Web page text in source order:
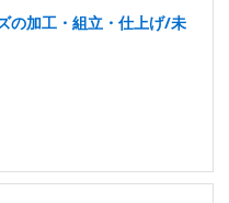
の加工・組立・仕上げ/未